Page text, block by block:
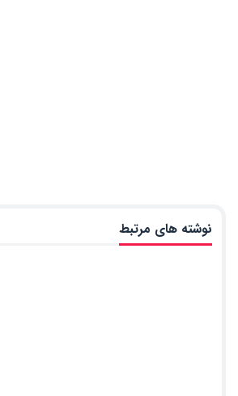
نوشته های مرتبط